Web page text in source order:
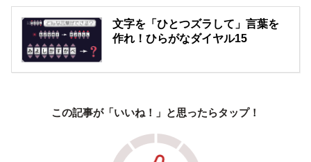
文字を「ひとつズラして」言葉を
作れ！ひらがなダイヤル15
この記事が「いいね！」と思ったらタップ！